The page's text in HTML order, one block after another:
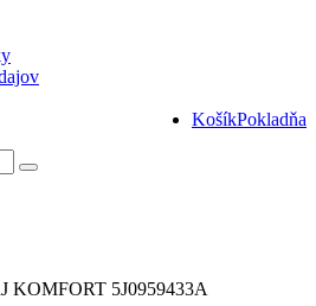
KošíkPokladňa
KOMFORT 5J0959433A